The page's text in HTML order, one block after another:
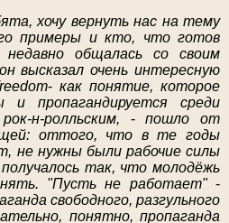
хочу вернуть нас на тему
примеры и кто, что готов
общалась со своим
высказал очень интересную
-как понятие, которое
и пропагандируется среди
н-ролльским, -пошло от
оттого, что в те годы
не нужны были рабочие силы
так, что молодёжь
"Пусть не работает" -
свободного, разгульного
понятно, пропаганда